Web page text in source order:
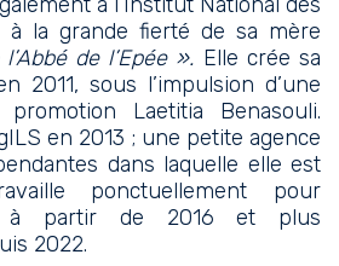
la grande fierté de sa mère
de l’Epée ». Elle crée sa
2011, sous l’impulsion d’une
Laetitia Benasouli.
en 2013 ; une petite agence
dans laquelle elle est
ponctuellement pour
à partir de 2016 et plus
2022.